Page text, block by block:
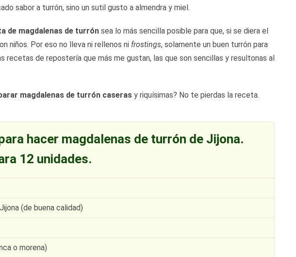
sabor a turrón, sino un sutil gusto a almendra y miel.
de magdalenas de turrón sea lo más sencilla posible para que, si se diera el
niños. Por eso no lleva ni rellenos ni frostings, solamente un buen turrón para
recetas de repostería que más me gustan, las que son sencillas y resultonas al
magdalenas de turrón caseras y riquísimas? No te pierdas la receta.
hacer magdalenas de turrón de Jijona.
12 unidades.
(de buena calidad)
o morena)